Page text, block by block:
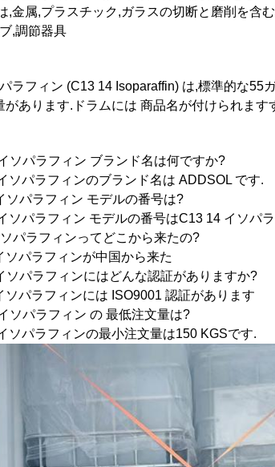
,金属,プラスチック,ガラスの切断と磨削を含
,調節器具
ラフィン (C13 14 Isoparaffin) は,標準的な55
があります.ドラムには 商品名が付けられま
ソパラフィン ブランド名は何ですか?
ソパラフィンのブランド名は ADDSOL です.
ソパラフィン モデルの番号は?
ソパラフィン モデルの番号はC13 14 イソパ
パラフィンってどこから来たの?
ソパラフィンが中国から来た
ソパラフィンにはどんな認証がありますか?
ソパラフィンには ISO9001 認証があります
ソパラフィン の 最低注文量は?
ソパラフィンの最小注文量は150 KGSです.